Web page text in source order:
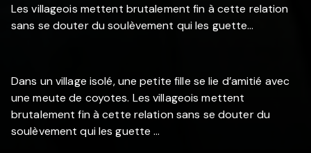
Les villageois mettent brutalement fin à cette relation
sans se douter du soulèvement qui les guette…
Dans un village isolé, une petite fille se lie d’amitié avec
une meute de coyotes. Les villageois mettent
brutalement fin à cette relation sans se douter du
soulèvement qui les guette ...